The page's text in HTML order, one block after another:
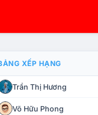
CHẾ TÀI XỬ LÝ VI
XẾP HẠNG
Trần Thị Hương
Võ Hữu Phong